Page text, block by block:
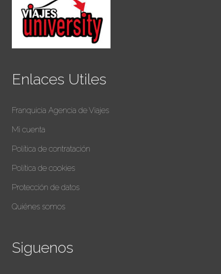
Enlaces Utiles
Franquicia Agencia de Viajes
Mi cuenta
Política de contratación
Política de cookies
Protección de datos
Quiénes somos
Siguenos